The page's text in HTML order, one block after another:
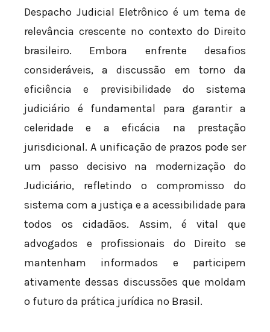
Despacho Judicial Eletrônico é um tema de
relevância crescente no contexto do Direito
brasileiro. Embora enfrente desafios
consideráveis, a discussão em torno da
eficiência e previsibilidade do sistema
judiciário é fundamental para garantir a
celeridade e a eficácia na prestação
jurisdicional. A unificação de prazos pode ser
um passo decisivo na modernização do
Judiciário, refletindo o compromisso do
sistema com a justiça e a acessibilidade para
todos os cidadãos. Assim, é vital que
advogados e profissionais do Direito se
mantenham informados e participem
ativamente dessas discussões que moldam
o futuro da prática jurídica no Brasil.